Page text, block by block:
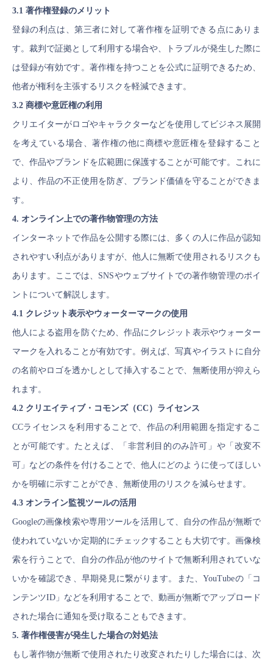
3.1 著作権登録のメリット
登録の利点は、第三者に対して著作権を証明できる点にありま
す。裁判で証拠として利用する場合や、トラブルが発生した際に
は登録が有効です。著作権を持つことを公式に証明できるため、
他者が権利を主張するリスクを軽減できます。
3.2 商標や意匠権の利用
クリエイターがロゴやキャラクターなどを使用してビジネス展開
を考えている場合、著作権の他に商標や意匠権を登録すること
で、作品やブランドを広範囲に保護することが可能です。これに
より、作品の不正使用を防ぎ、ブランド価値を守ることができま
す。
4. オンライン上での著作物管理の方法
インターネットで作品を公開する際には、多くの人に作品が認知
されやすい利点がありますが、他人に無断で使用されるリスクも
あります。ここでは、SNSやウェブサイトでの著作物管理のポイ
ントについて解説します。
4.1 クレジット表示やウォーターマークの使用
他人による盗用を防ぐため、作品にクレジット表示やウォーター
マークを入れることが有効です。例えば、写真やイラストに自分
の名前やロゴを透かしとして挿入することで、無断使用が抑えら
れます。
4.2 クリエイティブ・コモンズ（CC）ライセンス
CCライセンスを利用することで、作品の利用範囲を指定するこ
とが可能です。たとえば、「非営利目的のみ許可」や「改変不
可」などの条件を付けることで、他人にどのように使ってほしい
かを明確に示すことができ、無断使用のリスクを減らせます。
4.3 オンライン監視ツールの活用
Googleの画像検索や専用ツールを活用して、自分の作品が無断で
使われていないか定期的にチェックすることも大切です。画像検
索を行うことで、自分の作品が他のサイトで無断利用されていな
いかを確認でき、早期発見に繋がります。また、YouTubeの「コ
ンテンツID」などを利用することで、動画が無断でアップロード
された場合に通知を受け取ることもできます。
5. 著作権侵害が発生した場合の対処法
もし著作物が無断で使用されたり改変されたりした場合には、次